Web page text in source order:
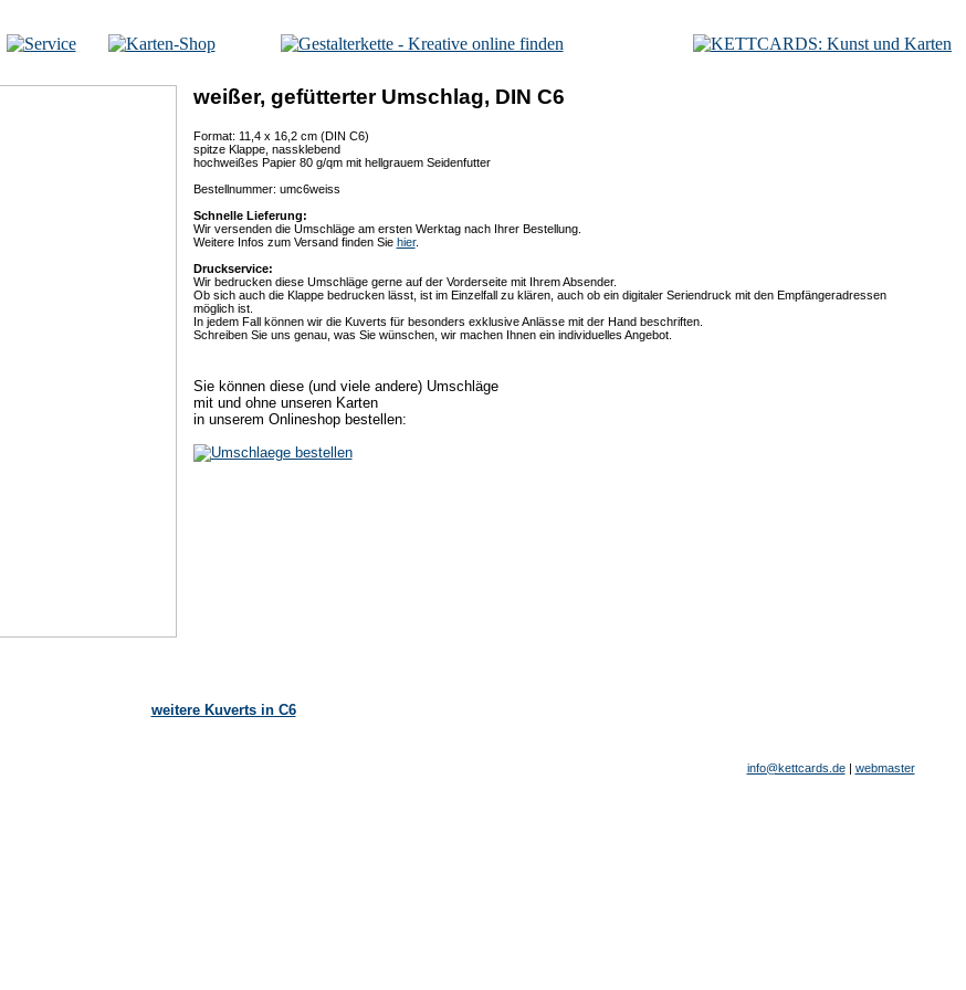
weißer, gefütterter Umschlag, DIN C6
Format: 11,4 x 16,2 cm (DIN C6)
spitze Klappe, nassklebend
hochweißes Papier 80 g/qm mit hellgrauem Seidenfutter
Bestellnummer: umc6weiss
Schnelle Lieferung:
Wir versenden die Umschläge am ersten Werktag nach Ihrer Bestellung.
Weitere Infos zum Versand finden Sie hier.
Druckservice:
Wir bedrucken diese Umschläge gerne auf der Vorderseite mit Ihrem Absender.
Ob sich auch die Klappe bedrucken lässt, ist im Einzelfall zu klären, auch ob ein digitaler Seriendruck mit den Empfängeradressen
möglich ist.
In jedem Fall können wir die Kuverts für besonders exklusive Anlässe mit der Hand beschriften.
Schreiben Sie uns genau, was Sie wünschen, wir machen Ihnen ein individuelles Angebot.
Sie können diese (und viele andere) Umschläge
mit und ohne unseren Karten
in unserem Onlineshop bestellen:
weitere Kuverts in C6
info@kettcards.de| webmaster